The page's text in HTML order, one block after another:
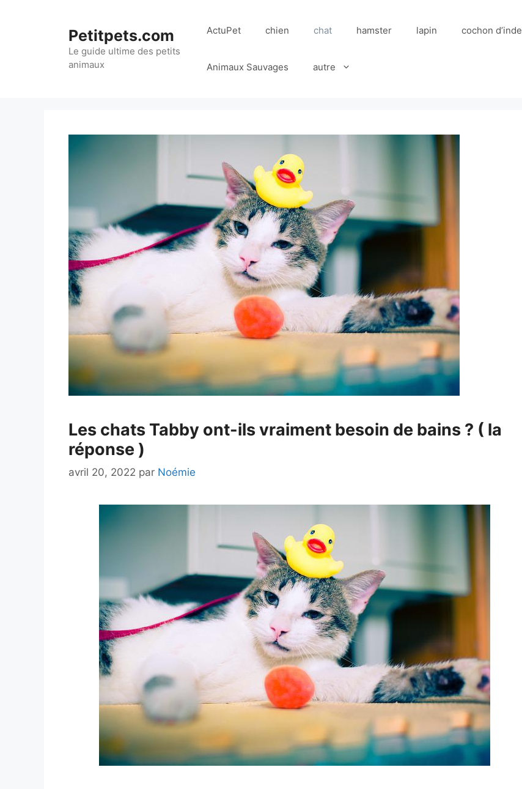
Petitpets.com
Le guide ultime des petits
animaux
ActuPet chien chat hamster lapin cochon d’inde
Animaux Sauvages autre
Les chats Tabby ont-ils vraiment besoin de bains ? ( la
réponse )
avril 20, 2022 par Noémie